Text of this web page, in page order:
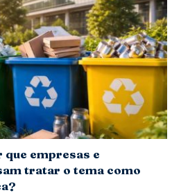
que empresas e
tratar o tema como